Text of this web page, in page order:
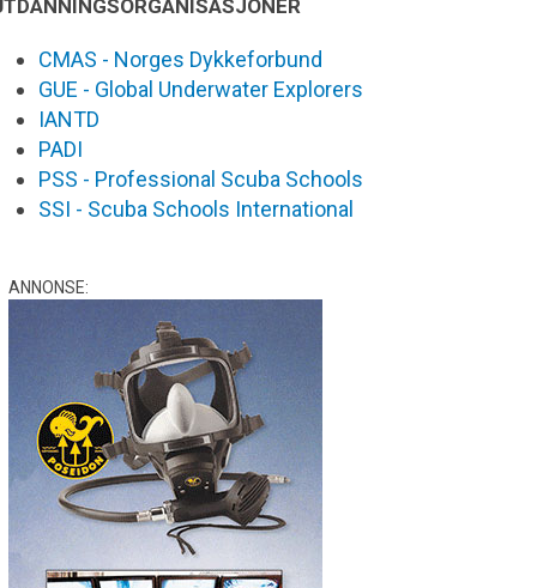
CMAS - Norges Dykkeforbund
GUE - Global Underwater Explorers
IANTD
PADI
PSS - Professional Scuba Schools
SSI - Scuba Schools International
ANNONSE: